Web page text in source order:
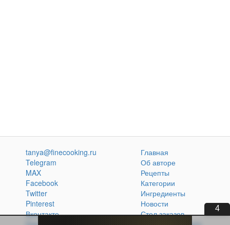
2
tanya@finecooking.ru
Telegram
MAX
Facebook
Twitter
Pinterest
Вконтакте
Главная
Об авторе
Рецепты
Категории
Ингредиенты
Новости
Стол заказов